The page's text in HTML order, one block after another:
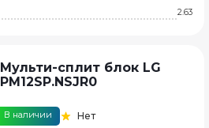
2.63
Мульти-сплит блок LG
PM12SP.NSJR0
В наличии Нет